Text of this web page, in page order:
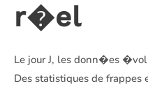
r�el
Le jour J, les donn�es
Des statistiques de